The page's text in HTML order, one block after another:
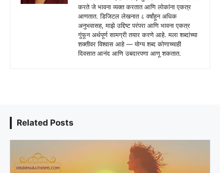
करते जे भावना व्यक्त करतात आणि लोकांना एकत्र
आणतात. डिजिटल लेखनात ८ वर्षांहून अधिक
अनुभवासह, माझे उद्दिष्ट परंपरा आणि भावना एकत्र
गुंफून अर्थपूर्ण सामग्री तयार करणे आहे. मला शब्दांच्या
शक्तीवर विश्वास आहे — योग्य शब्द कोणाच्याही
दिवसात आनंद आणि उबदारपणा आणू शकतात.
Related Posts